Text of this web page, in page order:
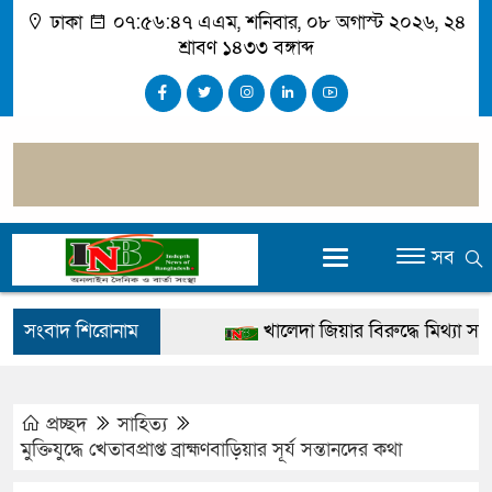
ঢাকা ০৭:৫৬:৪৮ এএম, শনিবার, ০৮ অগাস্ট ২০২৬, ২৪
শ্রাবণ ১৪৩৩ বঙ্গাব্দ
সব
সংবাদ শিরোনাম
খালেদা জিয়ার বিরুদ্ধে মিথ্যা সাক্ষ্য
দেশটা আমাদের সবার, পরিবেশও
প্রচ্ছদ
সাহিত্য
মুক্তিযুদ্ধে খেতাবপ্রাপ্ত ব্রাহ্মণবাড়িয়ার সূর্য সন্তানদের কথা